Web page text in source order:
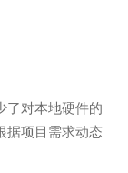
了对本地硬件的
据项目需求动态